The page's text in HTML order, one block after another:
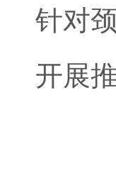
针对
开展